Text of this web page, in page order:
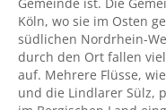
Gemeinde ist. Die
Köln, wo sie im Osten
südlichen Nordrhein-
durch den Ort fallen
auf. Mehrere Flüsse,
und die Lindlarer Sülz,